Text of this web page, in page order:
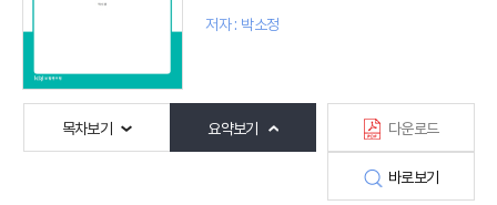
저자 : 박소정
목차보기 요약보기 다운로드
바로보기